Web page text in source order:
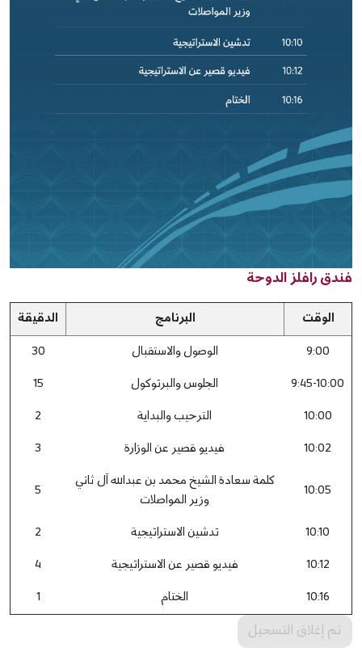
فندق رافلز الدوحة
الوقت البرنامج الدقيقة
9:00 الوصول والاستقبال
30
9:45-10:00
الجلوس والبرتوكول
15
10:00
الترحيب والبداية
2
10:02
فيديو قصير عن الوزارة 3
10:05
كلمة سعادة الشيخ محمد بن عبدالله آل ثاني
وزير المواصلات
5
10:10 تدشين الاستراتيجية
2
10:12
فيديو قصير عن الاستراتيجية
4
10:16
الختام 1
تم إغلاق التسجيل